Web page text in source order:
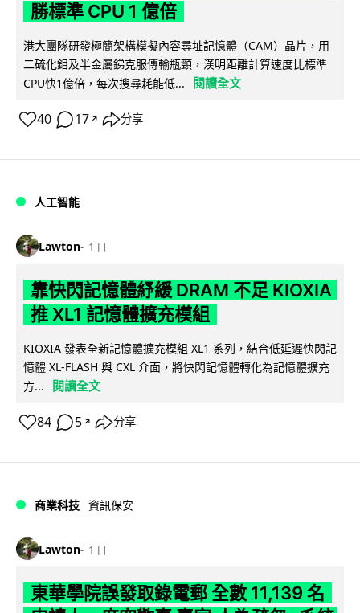
勝標準 CPU 1 億倍
港大團隊研發極簡架構模擬內容尋址記憶體（CAM）晶片，用
二硫化鉬及半金屬銻克服傳輸瓶頸，漢明距離計算速度比標準
CPU快1億倍，每次搜尋耗能低...
閱讀全文
40 17 ↗ 分享
人工智能
Lawton 1 日
靠快閃記憶體紓緩 DRAM 不足 KIOXIA
推 XL1 記憶體擴充模組
KIOXIA 發表全新記憶體擴充模組 XL1 系列，結合低延遲快閃記
憶體 XL-FLASH 與 CXL 介面，將快閃記憶體轉化為記憶體擴充
方...
閱讀全文
84 5 ↗ 分享
商業科技 資訊保安
Lawton 1 日
東華學院誤發取錄電郵 全數 11,139 名